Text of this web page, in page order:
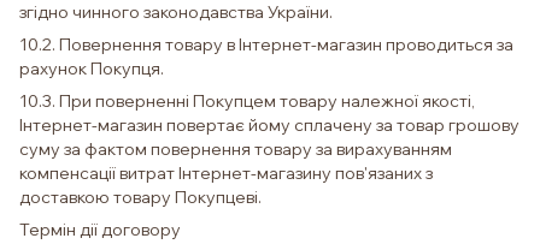
згідно чинного законодавства України.
10.2. Повернення товару в Інтернет-магазин проводиться за
рахунок Покупця.
10.3. При поверненні Покупцем товару належної якості,
Інтернет-магазин повертає йому сплачену за товар грошову
суму за фактом повернення товару за вирахуванням
компенсації витрат Інтернет-магазину пов'язаних з
доставкою товару Покупцеві.
Термін дії договору